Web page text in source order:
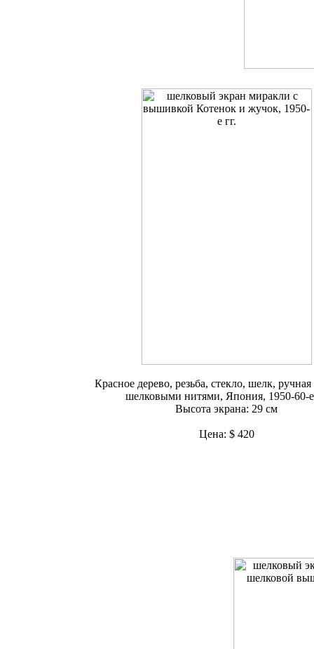
Красное дерево, резьба, стекло, шелк,
шелковыми нитями, Япония, 1950-60-е
Высота экрана: 29 см
Цена: $ 420